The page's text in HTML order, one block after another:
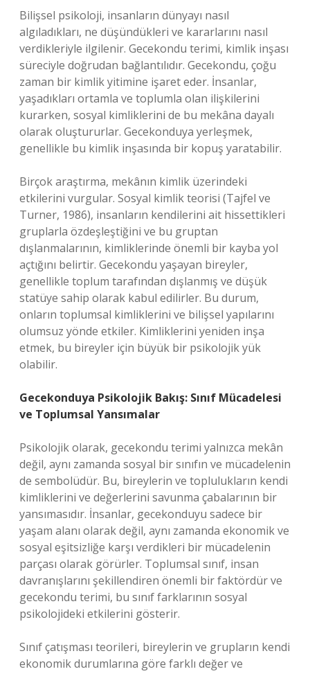
Bilişsel psikoloji, insanların dünyayı nasıl
algıladıkları, ne düşündükleri ve kararlarını nasıl
verdikleriyle ilgilenir. Gecekondu terimi, kimlik inşası
süreciyle doğrudan bağlantılıdır. Gecekondu, çoğu
zaman bir kimlik yitimine işaret eder. İnsanlar,
yaşadıkları ortamla ve toplumla olan ilişkilerini
kurarken, sosyal kimliklerini de bu mekâna dayalı
olarak oluştururlar. Gecekonduya yerleşmek,
genellikle bu kimlik inşasında bir kopuş yaratabilir.
Birçok araştırma, mekânın kimlik üzerindeki
etkilerini vurgular. Sosyal kimlik teorisi (Tajfel ve
Turner, 1986), insanların kendilerini ait hissettikleri
gruplarla özdeşleştiğini ve bu gruptan
dışlanmalarının, kimliklerinde önemli bir kayba yol
açtığını belirtir. Gecekondu yaşayan bireyler,
genellikle toplum tarafından dışlanmış ve düşük
statüye sahip olarak kabul edilirler. Bu durum,
onların toplumsal kimliklerini ve bilişsel yapılarını
olumsuz yönde etkiler. Kimliklerini yeniden inşa
etmek, bu bireyler için büyük bir psikolojik yük
olabilir.
Gecekonduya Psikolojik Bakış: Sınıf Mücadelesi
ve Toplumsal Yansımalar
Psikolojik olarak, gecekondu terimi yalnızca mekân
değil, aynı zamanda sosyal bir sınıfın ve mücadelenin
de sembolüdür. Bu, bireylerin ve toplulukların kendi
kimliklerini ve değerlerini savunma çabalarının bir
yansımasıdır. İnsanlar, gecekonduyu sadece bir
yaşam alanı olarak değil, aynı zamanda ekonomik ve
sosyal eşitsizliğe karşı verdikleri bir mücadelenin
parçası olarak görürler. Toplumsal sınıf, insan
davranışlarını şekillendiren önemli bir faktördür ve
gecekondu terimi, bu sınıf farklarının sosyal
psikolojideki etkilerini gösterir.
Sınıf çatışması teorileri, bireylerin ve grupların kendi
ekonomik durumlarına göre farklı değer ve